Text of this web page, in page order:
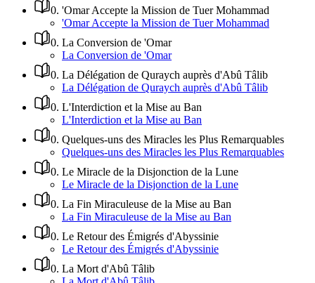
0. 'Omar Accepte la Mission de Tuer Mohammad
'Omar Accepte la Mission de Tuer Mohammad
0. La Conversion de 'Omar
La Conversion de 'Omar
0. La Délégation de Quraych auprès d'Abû Tâlib
La Délégation de Quraych auprès d'Abû Tâlib
0. L'Interdiction et la Mise au Ban
L'Interdiction et la Mise au Ban
0. Quelques-uns des Miracles les Plus Remarquables
Quelques-uns des Miracles les Plus Remarquables
0. Le Miracle de la Disjonction de la Lune
Le Miracle de la Disjonction de la Lune
0. La Fin Miraculeuse de la Mise au Ban
La Fin Miraculeuse de la Mise au Ban
0. Le Retour des Émigrés d'Abyssinie
Le Retour des Émigrés d'Abyssinie
0. La Mort d'Abû Tâlib